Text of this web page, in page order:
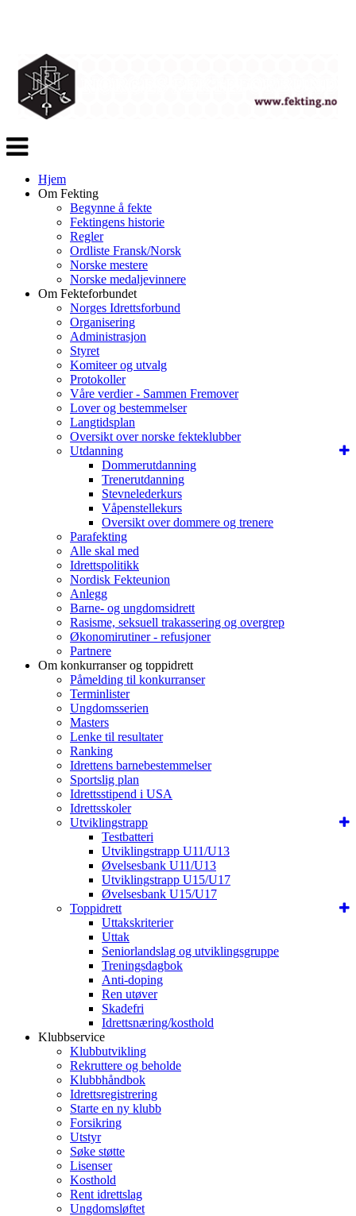
Veksle
navigasjon
Hjem
Om Fekting
Begynne å fekte
Fektingens historie
Regler
Ordliste Fransk/Norsk
Norske mestere
Norske medaljevinnere
Om Fekteforbundet
Norges Idrettsforbund
Organisering
Administrasjon
Styret
Komiteer og utvalg
Protokoller
Våre verdier - Sammen Fremover
Lover og bestemmelser
Langtidsplan
Oversikt over norske fekteklubber
Utdanning
Dommerutdanning
Trenerutdanning
Stevnelederkurs
Våpenstellekurs
Oversikt over dommere og trenere
Parafekting
Alle skal med
Idrettspolitikk
Nordisk Fekteunion
Anlegg
Barne- og ungdomsidrett
Rasisme, seksuell trakassering og overgrep
Økonomirutiner - refusjoner
Partnere
Om konkurranser og toppidrett
Påmelding til konkurranser
Terminlister
Ungdomsserien
Masters
Lenke til resultater
Ranking
Idrettens barnebestemmelser
Sportslig plan
Idrettsstipend i USA
Idrettsskoler
Utviklingstrapp
Testbatteri
Utviklingstrapp U11/U13
Øvelsesbank U11/U13
Utviklingstrapp U15/U17
Øvelsesbank U15/U17
Toppidrett
Uttakskriterier
Uttak
Seniorlandslag og utviklingsgruppe
Treningsdagbok
Anti-doping
Ren utøver
Skadefri
Idrettsnæring/kosthold
Klubbservice
Klubbutvikling
Rekruttere og beholde
Klubbhåndbok
Idrettsregistrering
Starte en ny klubb
Forsikring
Utstyr
Søke støtte
Lisenser
Kosthold
Rent idrettslag
Ungdomsløftet